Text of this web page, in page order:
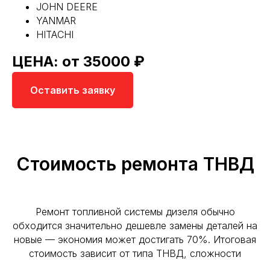
JOHN DEERE
YANMAR
HITACHI
ЦЕНА: от 35000 ₽
Оставить заявку
Стоимость ремонта ТНВД
Ремонт топливной системы дизеля обычно
обходится значительно дешевле замены деталей на
новые — экономия может достигать 70%. Итоговая
стоимость зависит от типа ТНВД, сложности